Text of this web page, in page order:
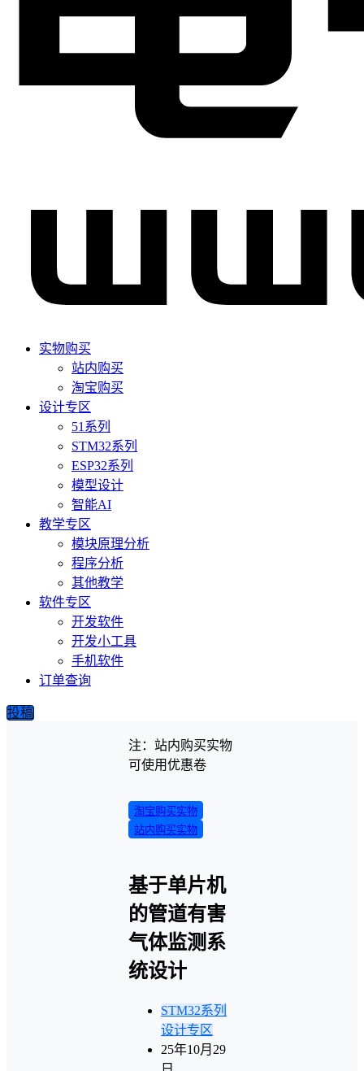
实物购买
站内购买
淘宝购买
设计专区
51系列
STM32系列
ESP32系列
模型设计
智能AI
教学专区
模块原理分析
程序分析
其他教学
软件专区
开发软件
开发小工具
手机软件
订单查询
投稿
注：站内购买实物
可使用优惠卷
淘宝购买实物
站内购买实物
基于单片机
的管道有害
气体监测系
统设计
STM32系列
设计专区
25年10月29